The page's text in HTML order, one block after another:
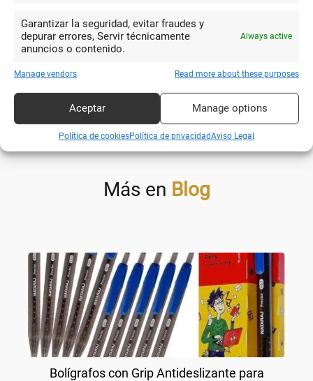
Garantizar la seguridad, evitar fraudes y
depurar errores, Servir técnicamente
anuncios o contenido.
Always active
Manage vendors Read more about these purposes
Aceptar Manage options
Política de cookiesPolítica de privacidadAviso Legal
En resumen, la evolución del bolígrafo no solo refleja avances
tecnológicos y cambios en los hábitos de escritura, sino
comunicación y la expresión personal. Desde su nacimiento
como un dispositivo novedoso y pragmático hasta su status
actual como una herramienta de escritura indispensable y un
objeto de diseño refinado, el bolígrafo continúa siendo un
símbolo duradero de la innovación humana y la creatividad.
Más en Blog
Bolígrafos con Grip Antideslizante para